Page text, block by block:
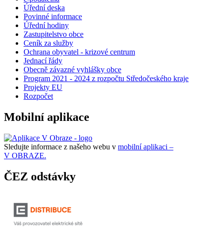
Úřední deska
Povinné informace
Úřední hodiny
Zastupitelstvo obce
Ceník za služby
Ochrana obyvatel - krizové centrum
Jednací řády
Obecně závazné vyhlášky obce
Program 2021 - 2024 z rozpočtu Středočeského kraje
Projekty EU
Rozpočet
Mobilní aplikace
Sledujte informace z našeho webu v mobilní aplikaci –
V OBRAZE.
ČEZ odstávky